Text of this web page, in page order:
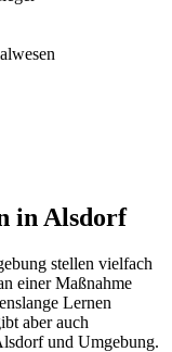
in Alsdorf
stellen vielfach
einer Maßnahme
Lernen
aber auch
und Umgebung.